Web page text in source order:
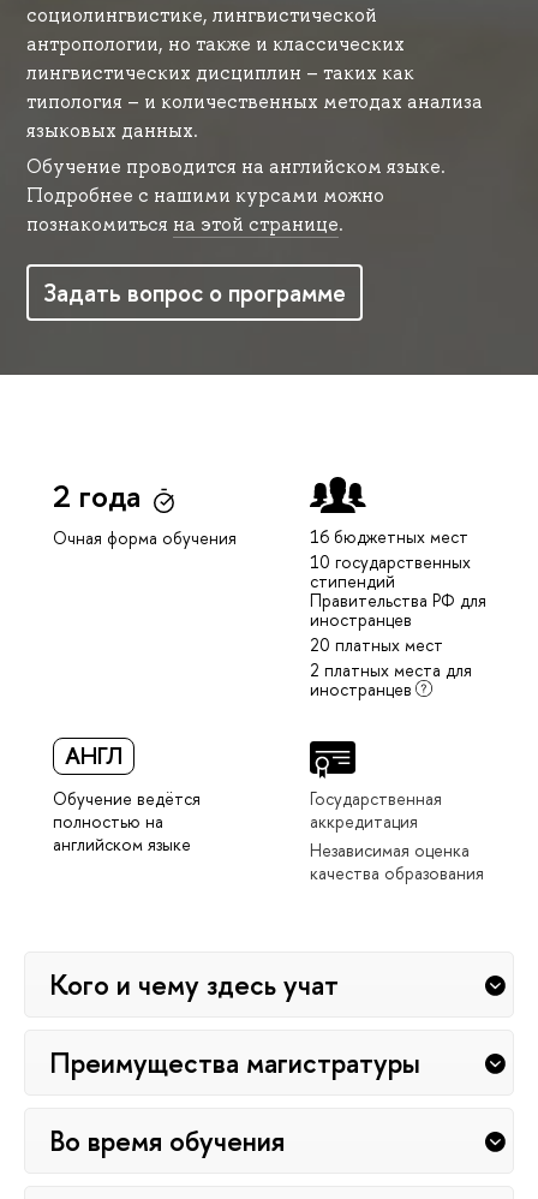
социолингвистике, лингвистической
антропологии, но также и классических
лингвистических дисциплин – таких как
типология – и количественных методах анализа
языковых данных.
Обучение проводится на английском языке.
Подробнее с нашими курсами можно
познакомиться на этой странице.
Задать вопрос о программе
2 года
Очная форма обучения
16 бюджетных мест
10 государственных
стипендий
Правительства РФ для
иностранцев
20 платных мест
2 платных места для
иностранцев
АНГЛ
Обучение ведётся
полностью на
английском языке
Государственная
аккредитация
Независимая оценка
качества образования
Кого и чему здесь учат
Преимущества магистратуры
Во время обучения